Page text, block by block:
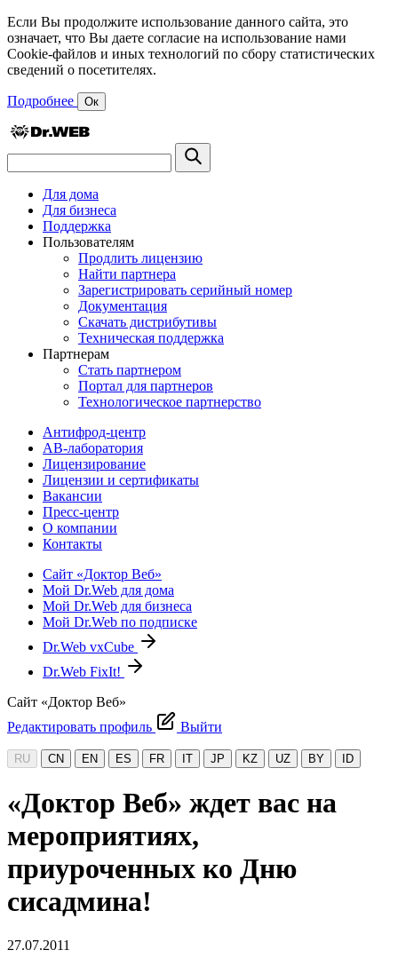
Если Вы продолжите использование данного сайта, это
означает, что Вы даете согласие на использование нами
Cookie-файлов и иных технологий по сбору статистических
сведений о посетителях.
Подробнее Ок
Для дома
Для бизнеса
Поддержка
Пользователям
Продлить лицензию
Найти партнера
Зарегистрировать серийный номер
Документация
Скачать дистрибутивы
Техническая поддержка
Партнерам
Стать партнером
Портал для партнеров
Технологическое партнерство
Антифрод-центр
АВ-лаборатория
Лицензирование
Лицензии и сертификаты
Вакансии
Пресс-центр
О компании
Контакты
Сайт «Доктор Веб»
Мой Dr.Web для дома
Мой Dr.Web для бизнеса
Мой Dr.Web по подписке
Dr.Web vxCube
Dr.Web FixIt!
Сайт «Доктор Веб»
Редактировать профиль
Выйти
RU CN EN ES FR IT JP KZ UZ BY ID
«Доктор Веб» ждет вас на
мероприятиях,
приуроченных ко Дню
сисадмина!
27.07.2011